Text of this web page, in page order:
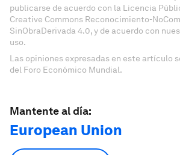
publicarse de acuerdo con la Licencia
Creative Commons Reconocimiento-
SinObraDerivada 4.0, y de acuerdo con
uso.
Las opiniones expresadas en este artículo
del Foro Económico Mundial.
Mantente al día:
European Union